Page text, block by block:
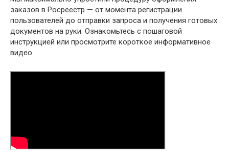
заказов в Росреестр — от момента регистрации
пользователей до отправки запроса и получения готовых
документов на руки. Ознакомьтесь с пошаговой
инструкцией или просмотрите короткое информативное
видео.